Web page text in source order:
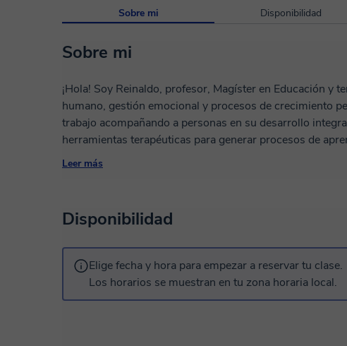
Sobre mi Disponibilidad
Sobre mi
¡Hola! Soy Reinaldo, profesor, Magíster en Educación y
humano, gestión emocional y procesos de crecimiento personal. Desde hace más
trabajo acompañando a personas en su desarrollo
herramientas terapéuticas para generar procesos de
personal. Mi enfoque integra musicoterapia, terapia
gestionar el estrés, potenciar su creatividad o iniciar un
seguro, reflexivo y respetuoso. Además de mi trabajo terapéutico, soy docente universitario y
diseñador de experiencias de aprendizaje, por lo que
Leer más
Disponibilidad
Elige fecha y hora para empezar a reservar tu clase.
Los horarios se muestran en tu zona horaria local.